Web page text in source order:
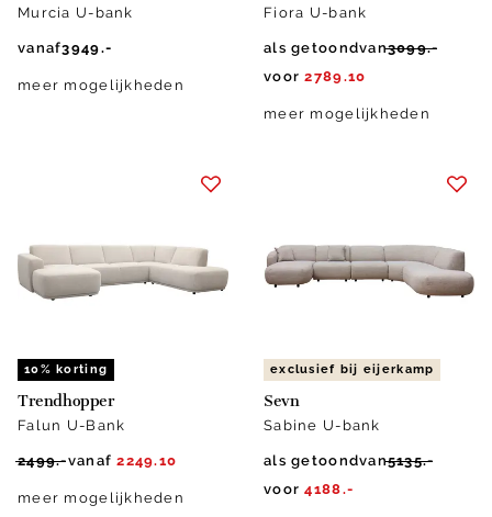
Murcia U-bank
vanaf3949.-
meer mogelijkheden
Fiora U-bank
als getoondvan3099.-
voor 2789.10
meer mogelijkheden
10% korting
Trendhopper
Falun U-Bank
2499.-vanaf 2249.10
meer mogelijkheden
exclusief bij eijerkamp
Sevn
Sabine U-bank
als getoondvan5135.-
voor 4188.-